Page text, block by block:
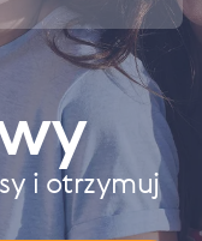
i otrzymuj